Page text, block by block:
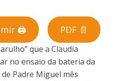
🖨 PDF 📄
que a Claudia
no ensaio da bateria da
Padre Miguel mês